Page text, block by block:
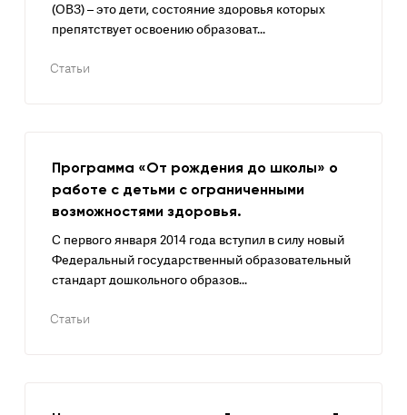
(ОВЗ) – это дети, состояние здоровья которых
препятствует освоению образоват...
Статьи
Программа «От рождения до школы» о
работе с детьми с ограниченными
возможностями здоровья.
С первого января 2014 года вступил в силу новый
Федеральный государственный образовательный
стандарт дошкольного образов...
Статьи